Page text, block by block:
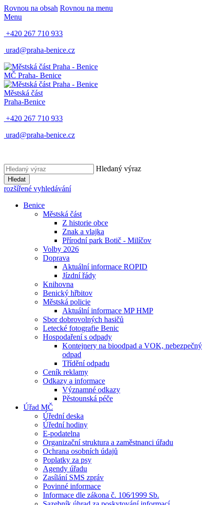
Rovnou na obsah Rovnou na menu
Menu
+420 267 710 933
urad@praha-benice.cz
MČ Praha- Benice
Městská část
Praha-Benice
+420 267 710 933
urad@praha-benice.cz
Hledaný výraz
Hledat
rozšířené vyhledávání
Benice
Městská část
Z historie obce
Znak a vlajka
Přírodní park Botič - Milíčov
Volby 2026
Doprava
Aktuální informace ROPID
Jízdní řády
Knihovna
Benický hřbitov
Městská policie
Aktuální informace MP HMP
Sbor dobrovolných hasičů
Letecké fotografie Benic
Hospodaření s odpady
Kontejnery na bioodpad a VOK, nebezpečný
odpad
Třídění odpadu
Ceník reklamy
Odkazy a informace
Významné odkazy
Pěstounská péče
Úřad MČ
Úřední deska
Úřední hodiny
E-podatelna
Organizační struktura a zaměstnanci úřadu
Ochrana osobních údajů
Poplatky za psy
Agendy úřadu
Zasílání SMS zpráv
Povinné informace
Informace dle zákona č. 106⁄1999 Sb.